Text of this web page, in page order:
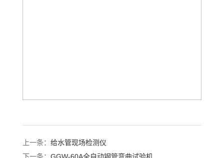
上一条： 给水管现场检测仪
下一条： GGW-60A全自动钢管弯曲试验机